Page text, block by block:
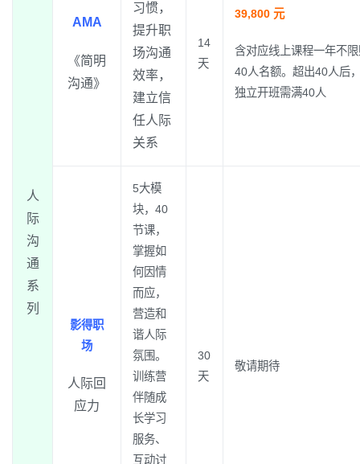
人
际
沟
通
系
列
AMA
《简明
沟通》
习惯，
提升职
场沟通
效率，
建立信
任人际
关系
14
天
39,800 元
含对应线上课程一年不
40人名额。超出40人后
独立开班需满40人
影得职
场
人际回
应力
5大模
块，40
节课，
掌握如
何因情
而应，
营造和
谐人际
氛围。
训练营
伴随成
长学习
服务、
互动讨
30
天
敬请期待